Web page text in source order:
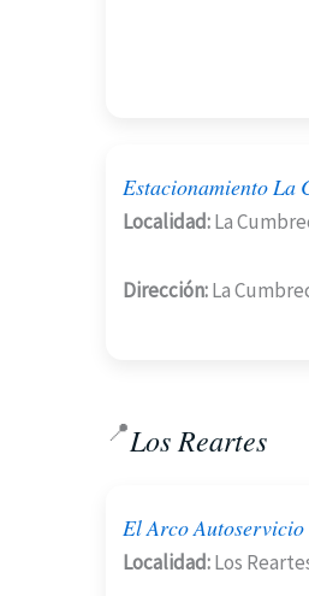
Estacionamiento La
Localidad:La
Dirección:La
📍Los Reartes
El Arco Autoservicio
Localidad:Los